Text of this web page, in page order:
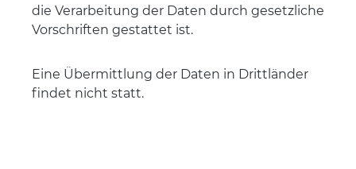
die Verarbeitung der Daten durch gesetzliche
Vorschriften gestattet ist.
Eine Übermittlung der Daten in Drittländer
findet nicht statt.